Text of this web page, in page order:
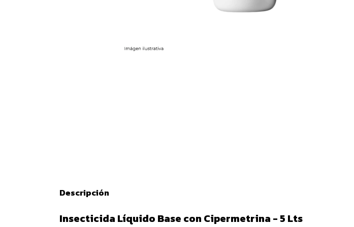
Descripción
Insecticida Líquido Base con Cipermetrina - 5 Lts